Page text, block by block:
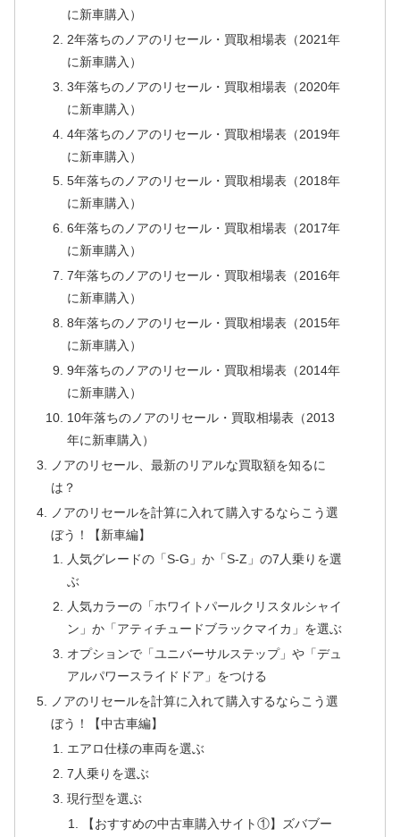
に新車購入）
2年落ちのノアのリセール・買取相場表（2021年
に新車購入）
3年落ちのノアのリセール・買取相場表（2020年
に新車購入）
4年落ちのノアのリセール・買取相場表（2019年
に新車購入）
5年落ちのノアのリセール・買取相場表（2018年
に新車購入）
6年落ちのノアのリセール・買取相場表（2017年
に新車購入）
7年落ちのノアのリセール・買取相場表（2016年
に新車購入）
8年落ちのノアのリセール・買取相場表（2015年
に新車購入）
9年落ちのノアのリセール・買取相場表（2014年
に新車購入）
10年落ちのノアのリセール・買取相場表（2013
年に新車購入）
ノアのリセール、最新のリアルな買取額を知るに
は？
ノアのリセールを計算に入れて購入するならこう選
ぼう！【新車編】
人気グレードの「S-G」か「S-Z」の7人乗りを選
ぶ
人気カラーの「ホワイトパールクリスタルシャイ
ン」か「アティチュードブラックマイカ」を選ぶ
オプションで「ユニバーサルステップ」や「デュ
アルパワースライドドア」をつける
ノアのリセールを計算に入れて購入するならこう選
ぼう！【中古車編】
エアロ仕様の車両を選ぶ
7人乗りを選ぶ
現行型を選ぶ
【おすすめの中古車購入サイト①】ズバブー